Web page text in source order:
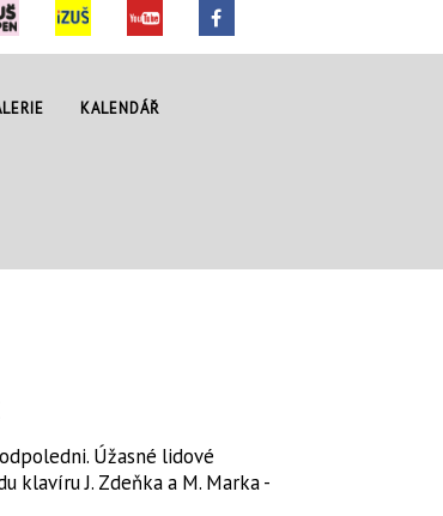
KALENDÁŘ
Úžasné lidové
klavíru J. Zdeňka a M. Marka -